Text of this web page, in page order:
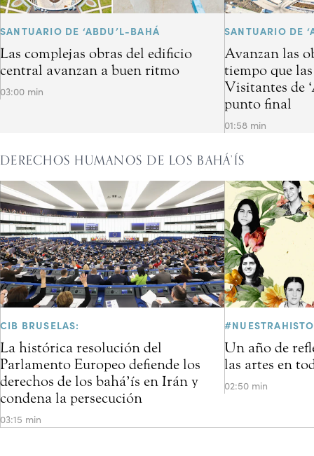
SANTUARIO DE ‘ABDU’L-BAHÁ
Las complejas obras del edificio
central avanzan a buen ritmo
03:00 min
SANTUARIO DE
Avanzan las
tiempo que
Visitantes de
punto final
01:58 min
DERECHOS HUMANOS DE LOS BAHÁ’ÍS
CIB BRUSELAS:
La histórica resolución del
Parlamento Europeo defiende los
derechos de los bahá’ís en Irán y
condena la persecución
03:15 min
Un año de
las artes en
02:50 min